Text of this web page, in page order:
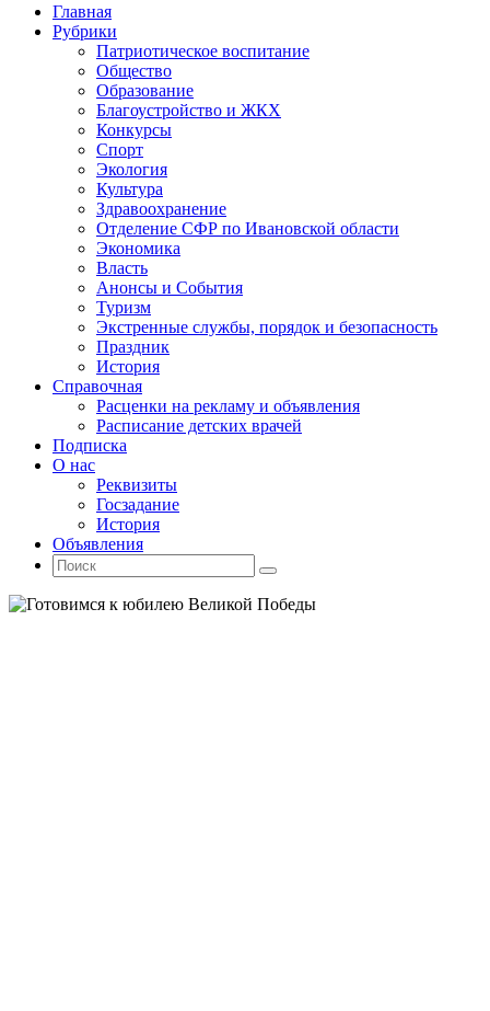
Промотать
содержимому
Главная
Рубрики
Патриотическое воспитание
Общество
Образование
Благоустройство и ЖКХ
Конкурсы
Спорт
Экология
Культура
Здравоохранение
Отделение СФР по Ивановской области
Экономика
Власть
Анонсы и События
Туризм
Экстренные службы, порядок и безопасность
Праздник
История
Справочная
Расценки на рекламу и объявления
Расписание детских врачей
Подписка
О нас
Реквизиты
Госзадание
История
Объявления
Поиск
Искать:
Поиск